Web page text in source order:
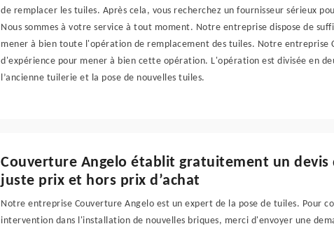
de remplacer les tuiles. Après cela, vous recherchez un fournisseur sérieux
Nous sommes à votre service à tout moment. Notre entreprise dispose de
mener à bien toute l'opération de remplacement des tuiles. Notre entreprise
d'expérience pour mener à bien cette opération. L'opération est divisée en
l’ancienne tuilerie et la pose de nouvelles tuiles.
Couverture Angelo établit gratuitement un devis
juste prix et hors prix d’achat
Notre entreprise Couverture Angelo est un expert de la pose de tuiles. Pour
intervention dans l'installation de nouvelles briques, merci d'envoyer une